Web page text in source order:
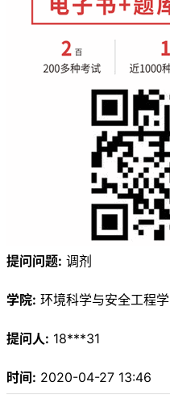
提问问题: 调剂
学院: 环境科学与安全工程
提问人: 18***31
时间: 2020-04-27 13:46